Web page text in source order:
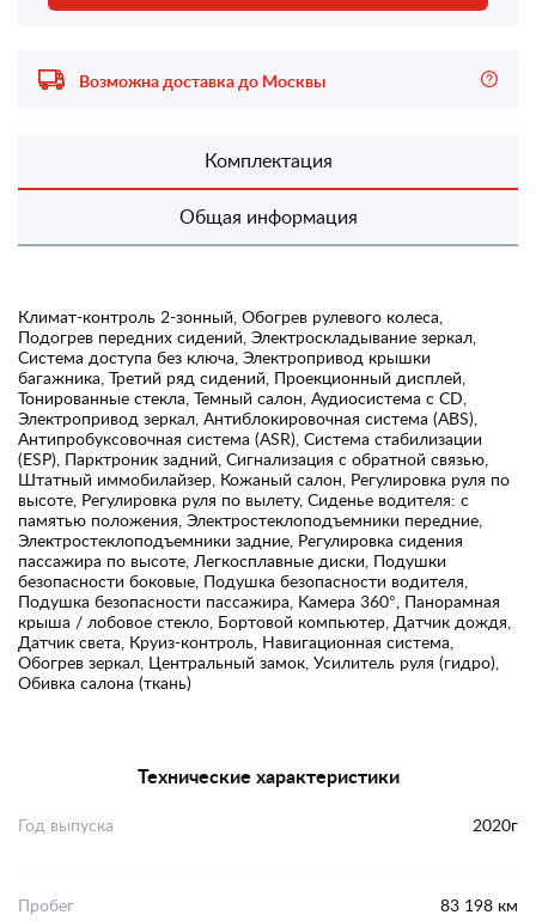
Возможна доставка до Москвы
Комплектация
Общая информация
Климат-контроль 2-зонный, Обогрев рулевого колеса,
Подогрев передних сидений, Электроскладывание зеркал,
Система доступа без ключа, Электропривод крышки
багажника, Третий ряд сидений, Проекционный дисплей,
Тонированные стекла, Темный салон, Аудиосистема с CD,
Электропривод зеркал, Антиблокировочная система (ABS),
Антипробуксовочная система (ASR), Система стабилизации
(ESP), Парктроник задний, Сигнализация с обратной связью,
Штатный иммобилайзер, Кожаный салон, Регулировка руля по
высоте, Регулировка руля по вылету, Сиденье водителя: с
памятью положения, Электростеклоподъемники передние,
Электростеклоподъемники задние, Регулировка сидения
пассажира по высоте, Легкосплавные диски, Подушки
безопасности боковые, Подушка безопасности водителя,
Подушка безопасности пассажира, Камера 360°, Панорамная
крыша / лобовое стекло, Бортовой компьютер, Датчик дождя,
Датчик света, Круиз-контроль, Навигационная система,
Обогрев зеркал, Центральный замок, Усилитель руля (гидро),
Обивка салона (ткань)
Технические характеристики
Год выпуска 2020г
Пробег 83 198 км